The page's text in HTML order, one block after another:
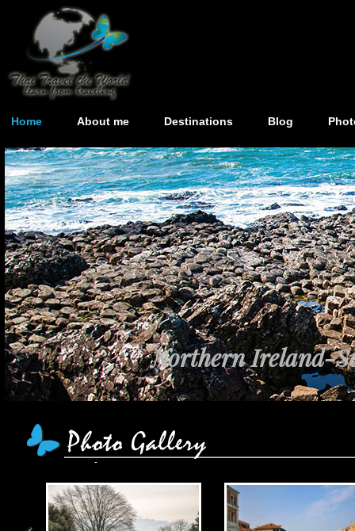
Home About me Destinations Blog
Northern Ireland-